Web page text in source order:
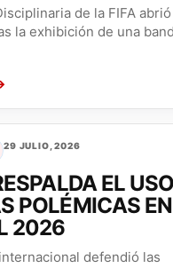
de la FIFA
la exhibición de una
29 JULIO, 2026
EL
POLÉMICAS
2026
defendió las